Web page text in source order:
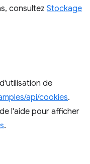
consultez Stockage
de
api/cookies.
l'aide pour afficher
.